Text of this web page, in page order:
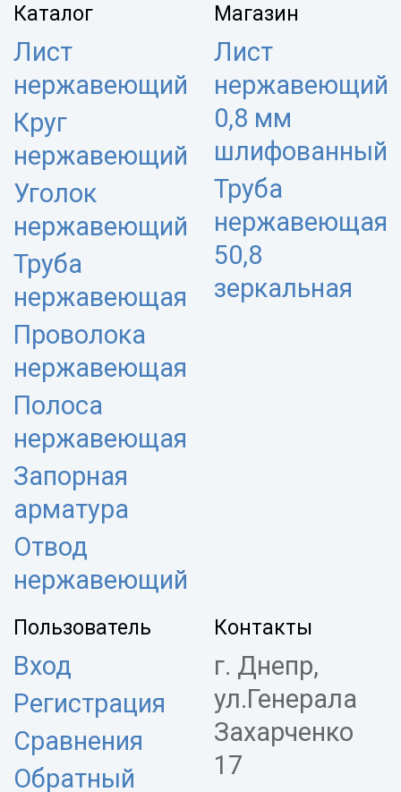
Каталог
Лист
нержавеющий
Круг
нержавеющий
Уголок
нержавеющий
Труба
нержавеющая
Проволока
нержавеющая
Полоса
нержавеющая
Запорная
арматура
Отвод
нержавеющий
Магазин
Лист
нержавеющий
0,8 мм
шлифованный
Труба
нержавеющая
50,8
зеркальная
Пользователь
Вход
Регистрация
Сравнения
Обратный
Контакты
г. Днепр,
ул.Генерала
Захарченко
17